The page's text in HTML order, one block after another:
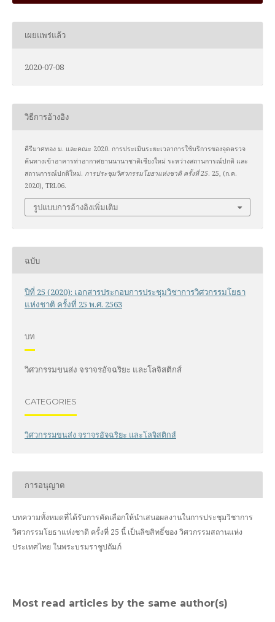
เผยแพร่แล้ว
2020-07-08
วิธีการอ้างอิง
คีรีมาศทอง ม. และคณะ 2020. การประเมินระยะเวลาการใช้บริการของจุดตรวจ
ค้นทางเข้าอาคารท่าอากาศยานนานาชาติเชียงใหม่ ระหว่างสถานการณ์ปกติ และ
สถานการณ์ปกติใหม่. การประชุมวิศวกรรมโยธาแห่งชาติ ครั้งที่ 25. 25, (ก.ค.
2020), TRL06.
รูปแบบการอ้างอิงเพิ่มเติม
ฉบับ
ปีที่ 25 (2020): เอกสารประกอบการประชุมวิชาการวิศวกรรมโยธา
แห่งชาติ ครั้งที่ 25 พ.ศ. 2563
บท
วิศวกรรมขนส่ง จราจรอัจฉริยะ และโลจิสติกส์
CATEGORIES
วิศวกรรมขนส่ง จราจรอัจฉริยะ และโลจิสติกส์
การอนุญาต
บทความทั้งหมดที่ได้รับการคัดเลือกให้นำเสนอผลงานในการประชุมวิชาการ
วิศวกรรมโยธาแห่งชาติ ครั้งที่ 25 นี้ เป็นลิขสิทธิ์ของวิศวกรรมสถานแห่ง
ประเทศไทย ในพระบรมราชูปถัมภ์
Most read articles by the same author(s)